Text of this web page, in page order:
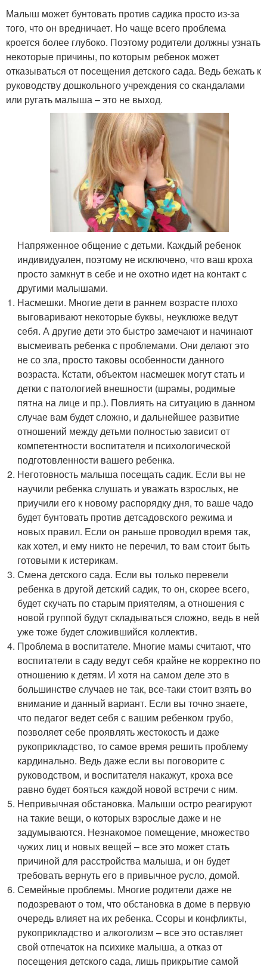
Малыш может бунтовать против садика просто из-за
того, что он вредничает. Но чаще всего проблема
кроется более глубоко. Поэтому родители должны узнать
некоторые причины, по которым ребенок может
отказываться от посещения детского сада. Ведь бежать к
руководству дошкольного учреждения со скандалами
или ругать малыша – это не выход.
Напряженное общение с детьми. Каждый ребенок
индивидуален, поэтому не исключено, что ваш кроха
просто замкнут в себе и не охотно идет на контакт с
другими малышами.
Насмешки. Многие дети в раннем возрасте плохо
выговаривают некоторые буквы, неуклюже ведут
себя. А другие дети это быстро замечают и начинают
высмеивать ребенка с проблемами. Они делают это
не со зла, просто таковы особенности данного
возраста. Кстати, объектом насмешек могут стать и
детки с патологией внешности (шрамы, родимые
пятна на лице и пр.). Повлиять на ситуацию в данном
случае вам будет сложно, и дальнейшее развитие
отношений между детьми полностью зависит от
компетентности воспитателя и психологической
подготовленности вашего ребенка.
Неготовность малыша посещать садик. Если вы не
научили ребенка слушать и уважать взрослых, не
приучили его к новому распорядку дня, то ваше чадо
будет бунтовать против детсадовского режима и
новых правил. Если он раньше проводил время так,
как хотел, и ему никто не перечил, то вам стоит быть
готовыми к истерикам.
Смена детского сада. Если вы только перевели
ребенка в другой детский садик, то он, скорее всего,
будет скучать по старым приятелям, а отношения с
новой группой будут складываться сложно, ведь в ней
уже тоже будет сложившийся коллектив.
Проблема в воспитателе. Многие мамы считают, что
воспитатели в саду ведут себя крайне не корректно по
отношению к детям. И хотя на самом деле это в
большинстве случаев не так, все-таки стоит взять во
внимание и данный вариант. Если вы точно знаете,
что педагог ведет себя с вашим ребенком грубо,
позволяет себе проявлять жестокость и даже
рукоприкладство, то самое время решить проблему
кардинально. Ведь даже если вы поговорите с
руководством, и воспитателя накажут, кроха все
равно будет бояться каждой новой встречи с ним.
Непривычная обстановка. Малыши остро реагируют
на такие вещи, о которых взрослые даже и не
задумываются. Незнакомое помещение, множество
чужих лиц и новых вещей – все это может стать
причиной для расстройства малыша, и он будет
требовать вернуть его в привычное русло, домой.
Семейные проблемы. Многие родители даже не
подозревают о том, что обстановка в доме в первую
очередь влияет на их ребенка. Ссоры и конфликты,
рукоприкладство и алкоголизм – все это оставляет
свой отпечаток на психике малыша, а отказ от
посещения детского сада, лишь прикрытие самой